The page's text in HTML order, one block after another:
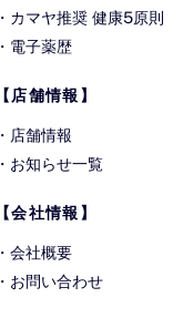
・ カマヤ推奨 健康5原則
・ 電子薬歴
【店舗情報】
・ 店舗情報
・ お知らせ一覧
【会社情報】
・会社概要
・ お問い合わせ